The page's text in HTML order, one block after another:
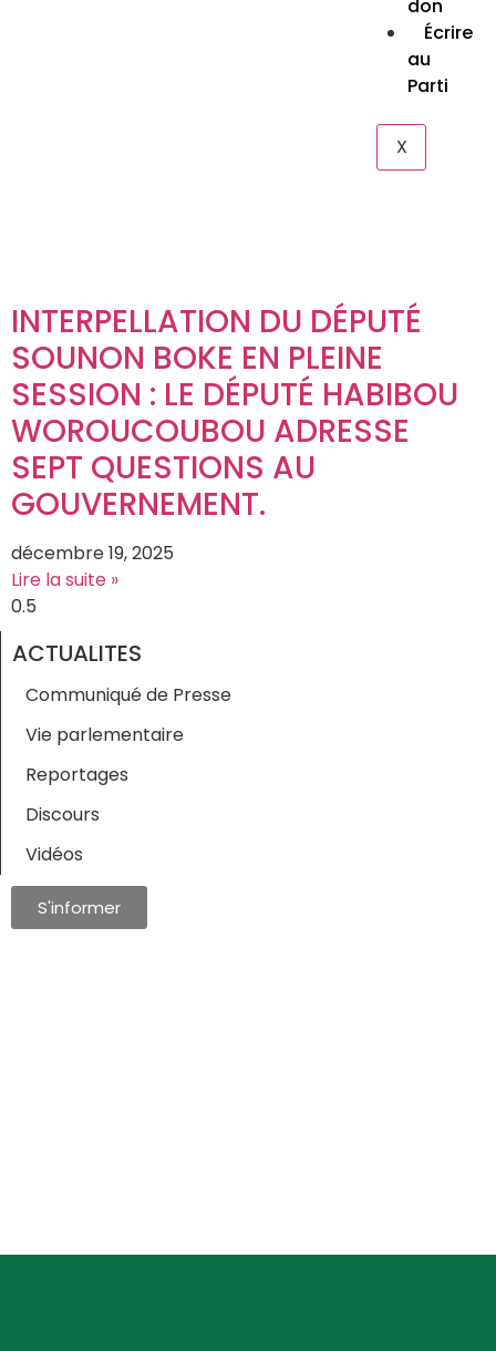
don
Écrire
au
Parti
X
INTERPELLATION DU DÉPUTÉ
SOUNON BOKE EN PLEINE
SESSION : LE DÉPUTÉ HABIBOU
WOROUCOUBOU ADRESSE
SEPT QUESTIONS AU
GOUVERNEMENT.
décembre 19, 2025
Lire la suite »
ACTUALITES
Communiqué de Presse
Vie parlementaire
Reportages
Discours
Vidéos
S'informer